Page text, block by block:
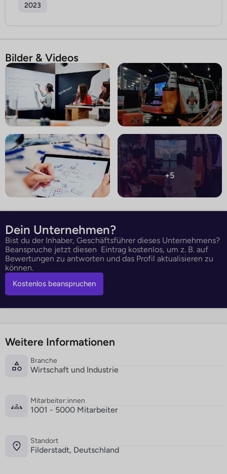
2023
Bilder & Videos
+5
Dein Unternehmen?
Bist du der Inhaber, Geschäftsführer dieses Unternehmens?
Beanspruche jetzt diesen Eintrag kostenlos, um z. B. auf
Bewertungen zu antworten und das Profil aktualisieren zu
können.
Kostenlos beanspruchen
Weitere Informationen
Branche
Wirtschaft und Industrie
Mitarbeiter:innen
1001 - 5000 Mitarbeiter
Standort
Filderstadt, Deutschland